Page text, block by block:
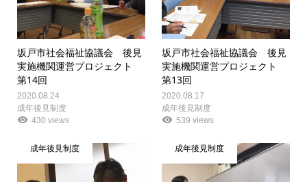
坂戸市社会福祉協議会 後見
実施機関運営プロジェクト
第14回
2020.08.24
成年後見制度
430 views
坂戸市社会福祉協議会 後見
実施機関運営プロジェクト
第13回
2020.08.17
成年後見制度
539 views
成年後見制度 成年後見制度